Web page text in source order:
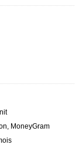
MoneyGram